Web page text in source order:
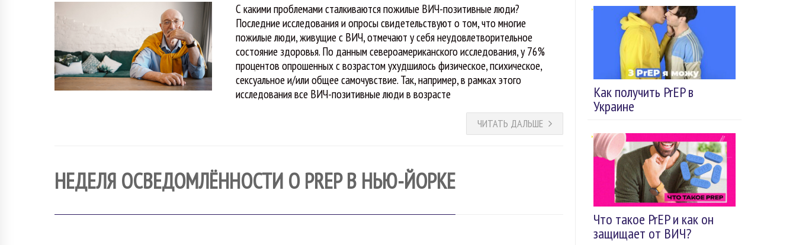
Как получить PrEP в
Украине
Что такое PrEP и как он
защищает от ВИЧ?
С какими проблемами сталкиваются пожилые ВИЧ-позитивные люди?
Последние исследования и опросы свидетельствуют о том, что многие
пожилые люди, живущие с ВИЧ, отмечают у себя неудовлетворительное
состояние здоровья. По данным североамериканского исследования, у 76%
процентов опрошенных с возрастом ухудшилось физическое, психическое,
сексуальное и/или общее самочувствие. Так, например, в рамках этого
исследования все ВИЧ-позитивные люди в возрасте
ЧИТАТЬ ДАЛЬШЕ
НЕДЕЛЯ ОСВЕДОМЛЁННОСТИ О PREP В НЬЮ-ЙОРКЕ